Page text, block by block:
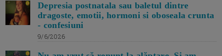
Depresia postnatala sau baletul dintre
dragoste, emotii, hormoni si oboseala crunta
- confesiuni
9/6/2026